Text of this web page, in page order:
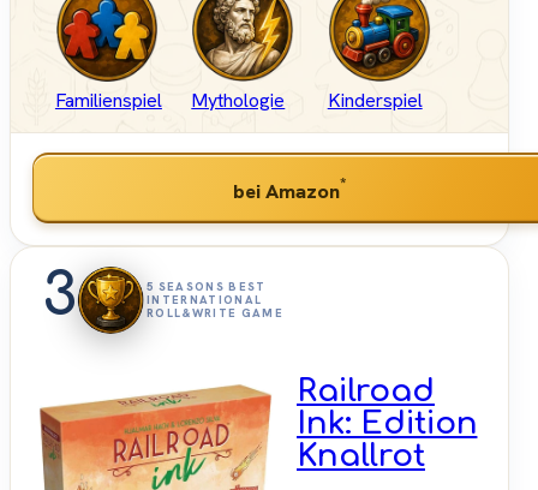
Familienspiel Mythologie Kinderspiel
bei Amazon*
3
5 SEASONS BEST
INTERNATIONAL
ROLL&WRITE GAME
Railroad
Ink: Edition
Knallrot